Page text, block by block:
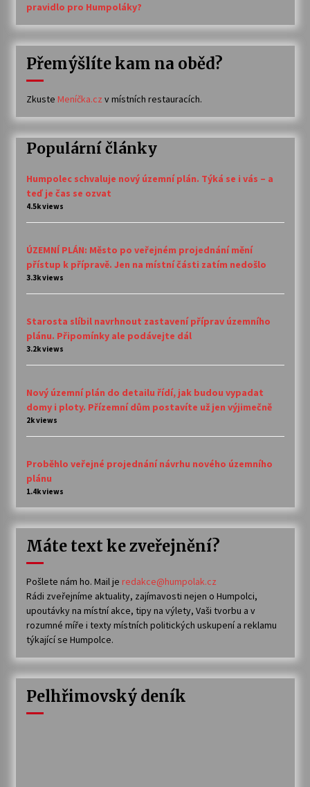
pravidlo pro Humpoláky?
Přemýšlíte kam na oběd?
Zkuste Meníčka.cz v místních restauracích.
Populární články
Humpolec schvaluje nový územní plán. Týká se i vás – a
teď je čas se ozvat
4.5k views
ÚZEMNÍ PLÁN: Město po veřejném projednání mění
přístup k přípravě. Jen na místní části zatím nedošlo
3.3k views
Starosta slíbil navrhnout zastavení příprav územního
plánu. Připomínky ale podávejte dál
3.2k views
Nový územní plán do detailu řídí, jak budou vypadat
domy i ploty. Přízemní dům postavíte už jen výjimečně
2k views
Proběhlo veřejné projednání návrhu nového územního
plánu
1.4k views
Máte text ke zveřejnění?
Pošlete nám ho. Mail je redakce@humpolak.cz
Rádi zveřejníme aktuality, zajímavosti nejen o Humpolci,
upoutávky na místní akce, tipy na výlety, Vaši tvorbu a v
rozumné míře i texty místních politických uskupení a reklamu
týkající se Humpolce.
Pelhřimovský deník